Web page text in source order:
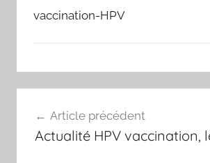
vaccination-HPV
de
Article précédent
Actualité HPV vaccination,